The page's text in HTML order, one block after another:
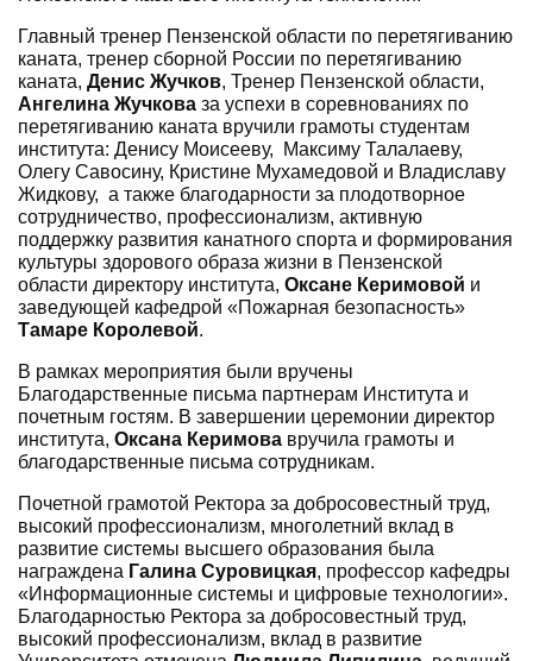
Главный тренер Пензенской области по перетягиванию
каната, тренер сборной России по перетягиванию
каната, Денис Жучков, ⁠Тренер Пензенской области,
Ангелина Жучкова за успехи в соревнованиях по
перетягиванию каната вручили грамоты студентам
института: Денису Моисееву, ⁠ Максиму Талалаеву,
Олегу Савосину, Кристине Мухамедовой и Владиславу
Жидкову, а также благодарности за плодотворное
сотрудничество, профессионализм, активную
поддержку развития канатного спорта и формирования
культуры здорового образа жизни в Пензенской
области директору института, Оксане Керимовой и
заведующей кафедрой «Пожарная безопасность»
Тамаре Королевой.
В рамках мероприятия были вручены
Благодарственные письма партнерам Института и
почетным гостям. В завершении церемонии директор
института, Оксана Керимова вручила грамоты и
благодарственные письма сотрудникам.
Почетной грамотой Ректора за добросовестный труд,
высокий профессионализм, многолетний вклад в
развитие системы высшего образования была
награждена Галина Суровицкая, профессор кафедры
«Информационные системы и цифровые технологии».
Благодарностью Ректора за добросовестный труд,
высокий профессионализм, вклад в развитие